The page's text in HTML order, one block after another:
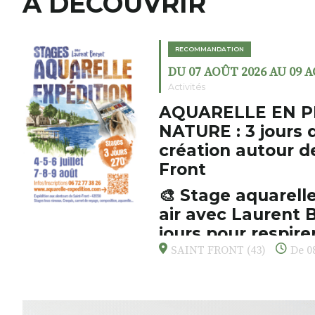
RECOMMANDATION
DU 07 AOÛT 2026 AU 09
Activités
AQUARELLE EN
NATURE : 3 jours
création autour
Front
🎨 Stage
air avec Laurent
jours pour
s’émerveiller
paysages de Haute-Loire ?
SAINT FRONT (43) De